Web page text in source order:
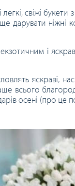
свіжі
дарувати ніжні
і
яскраві,
всього
осені (про це